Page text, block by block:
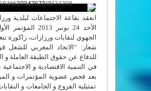
الختامي
للمؤتمر
الأول
للاتحاد
الجهوي
لنقابات
ورزازات،
تنغير
مغلقة
انعقد بقاعة الاجتماعات لبلدية
الأحد 24 نونبر 2013
الجهوي لنقابات ورزازات، زاكورة
شعار: “الاتحاد المغربي للشغل
للدفاع عن حقوق الطبقة العاملة و
في التنمية الاقتصادية و الاجتماعية
بعد فحص عضوية المؤتمرات و
تمثيلية الفروع و الجامعات و